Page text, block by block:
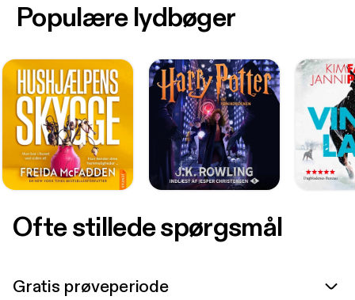
Populære lydbøger
Ofte stillede spørgsmål
Gratis prøveperiode